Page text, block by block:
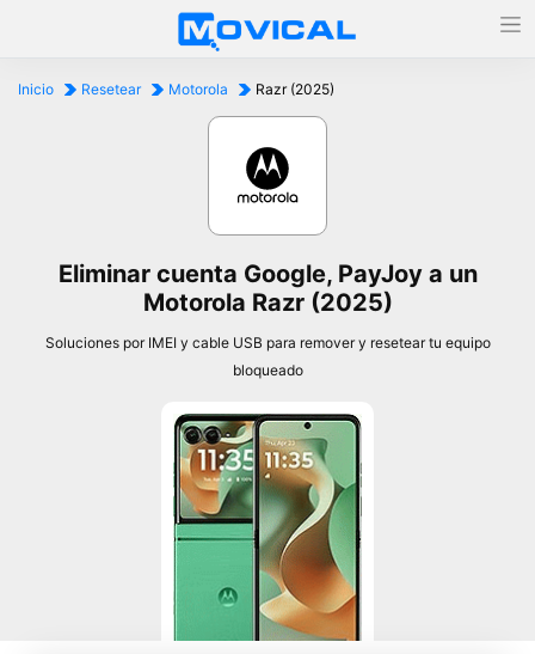
Inicio Resetear Motorola Razr (2025)
Eliminar cuenta Google, PayJoy a un
Motorola Razr (2025)
Soluciones por IMEI y cable USB para remover y resetear tu equipo
bloqueado